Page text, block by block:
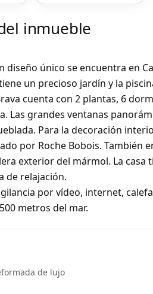
inmueble
diseño único se encuentra en
un precioso jardín y la
cuenta con 2 plantas, 6
Las grandes ventanas
Para la decoración
por Roche Bobois. También
exterior del mármol. La casa
de relajación.
por vídeo, internet,
metros del mar.
de lujo